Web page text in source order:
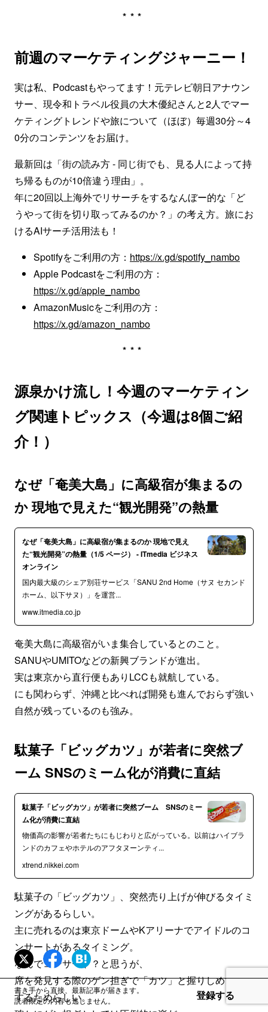
***
前週のマーケティングジャーニー！
実は私、Podcastもやってます！元テレビ朝日アナウン
サー、現令和トラベル役員の大木優紀さんと2人でマー
ケティングトレンドや旅について（ほぼ）毎週30分～4
0分のコンテンツをお届け。
最新回は「街の読み方 - 同じ街でも、見る人によって持
ち帰るものが10倍違う理由」。
年に20回以上海外でリサーチをするなんぼー的な「ど
うやって街を切り取ってみるのか？」の考え方。旅にお
けるAIサーチ活用法も！
Spotifyをご利用の方： https://x.gd/spotify_nambo
Apple Podcastをご利用の方：
https://x.gd/apple_nambo
AmazonMusicをご利用の方：
https://x.gd/amazon_nambo
***
源泉かけ流し！今週のマーケティン
グ関連トピックス（今週は8個ご紹
介！）
なぜ「奄美大島」に高級宿が集まるの
か 現地で見えた“観光開発”の熱量
なぜ「奄美大島」に高級宿が集まるのか 現地で見え
た“観光開発”の熱量（1/5 ページ） - ITmedia ビジネス
オンライン
国内最大級のシェア別荘サービス「SANU 2nd Home（サヌ セカンド
ホーム、以下サヌ）」を運営...
www.itmedia.co.jp
奄美大島に高級宿がいま集合しているとのこと。
SANUやUMITOなどの新興ブランドが進出。
実は東京から直行便もありLCCも就航している。
にも関わらず、沖縄と比べれば開発も進んでおらず強い
自然が残っているのも強み。
駄菓子「ビッグカツ」が若者に突然ブ
ーム SNSのミーム化が消費に直結
駄菓子「ビッグカツ」が若者に突然ブーム SNSのミー
ム化が消費に直結
物価高の影響が若者たちにもじわりと広がっている。以前はハイブラ
ンドのカフェやホテルのアフタヌーンティ...
xtrend.nikkei.com
駄菓子の「ビッグカツ」、突然売り上げが伸びるタイミ
ングがあるらしい。
主に売れるのは東京ドームやKアリーナでアイドルのコ
ンサートがあるタイミング。
なんでコンサート？と思うが、
席を発見する際のゲン担ぎで「カツ」と握りしめて発見
するためらしい。
書き手から直接、最新記事が届きます。
読者限定の内容も逃しません。
登録する